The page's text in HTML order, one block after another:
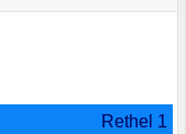
Rethel 1